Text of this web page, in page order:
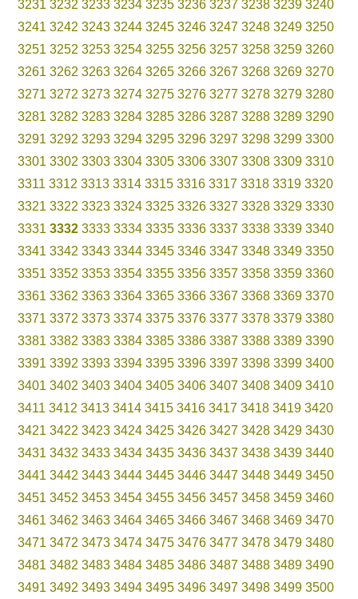
3231 3232 3233 3234 3235 3236 3237 3238 3239 3240
3241 3242 3243 3244 3245 3246 3247 3248 3249 3250
3251 3252 3253 3254 3255 3256 3257 3258 3259 3260
3261 3262 3263 3264 3265 3266 3267 3268 3269 3270
3271 3272 3273 3274 3275 3276 3277 3278 3279 3280
3281 3282 3283 3284 3285 3286 3287 3288 3289 3290
3291 3292 3293 3294 3295 3296 3297 3298 3299 3300
3301 3302 3303 3304 3305 3306 3307 3308 3309 3310
3311 3312 3313 3314 3315 3316 3317 3318 3319 3320
3321 3322 3323 3324 3325 3326 3327 3328 3329 3330
3331 3332 3333 3334 3335 3336 3337 3338 3339 3340
3341 3342 3343 3344 3345 3346 3347 3348 3349 3350
3351 3352 3353 3354 3355 3356 3357 3358 3359 3360
3361 3362 3363 3364 3365 3366 3367 3368 3369 3370
3371 3372 3373 3374 3375 3376 3377 3378 3379 3380
3381 3382 3383 3384 3385 3386 3387 3388 3389 3390
3391 3392 3393 3394 3395 3396 3397 3398 3399 3400
3401 3402 3403 3404 3405 3406 3407 3408 3409 3410
3411 3412 3413 3414 3415 3416 3417 3418 3419 3420
3421 3422 3423 3424 3425 3426 3427 3428 3429 3430
3431 3432 3433 3434 3435 3436 3437 3438 3439 3440
3441 3442 3443 3444 3445 3446 3447 3448 3449 3450
3451 3452 3453 3454 3455 3456 3457 3458 3459 3460
3461 3462 3463 3464 3465 3466 3467 3468 3469 3470
3471 3472 3473 3474 3475 3476 3477 3478 3479 3480
3481 3482 3483 3484 3485 3486 3487 3488 3489 3490
3491 3492 3493 3494 3495 3496 3497 3498 3499 3500